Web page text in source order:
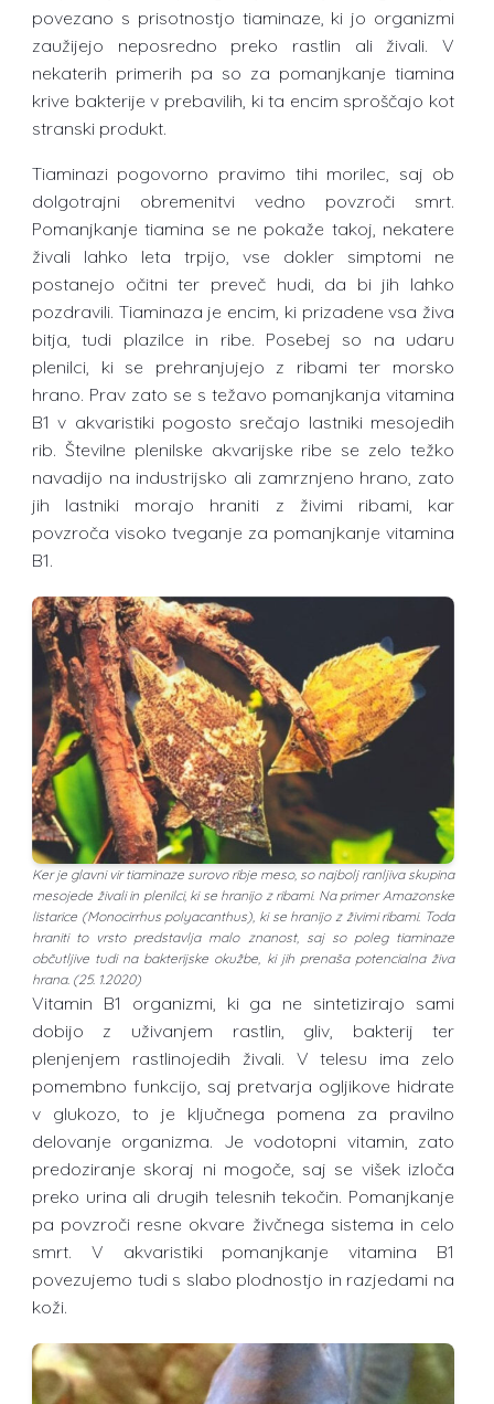
povezano s prisotnostjo tiaminaze, ki jo organizmi
zaužijejo neposredno preko rastlin ali živali. V
nekaterih primerih pa so za pomanjkanje tiamina
krive bakterije v prebavilih, ki ta encim sproščajo kot
stranski produkt.
Tiaminazi pogovorno pravimo tihi morilec, saj ob
dolgotrajni obremenitvi vedno povzroči smrt.
Pomanjkanje tiamina se ne pokaže takoj, nekatere
živali lahko leta trpijo, vse dokler simptomi ne
postanejo očitni ter preveč hudi, da bi jih lahko
pozdravili. Tiaminaza je encim, ki prizadene vsa živa
bitja, tudi plazilce in ribe. Posebej so na udaru
plenilci, ki se prehranjujejo z ribami ter morsko
hrano. Prav zato se s težavo pomanjkanja vitamina
B1 v akvaristiki pogosto srečajo lastniki mesojedih
rib. Številne plenilske akvarijske ribe se zelo težko
navadijo na industrijsko ali zamrznjeno hrano, zato
jih lastniki morajo hraniti z živimi ribami, kar
povzroča visoko tveganje za pomanjkanje vitamina
B1.
Ker je glavni vir tiaminaze surovo ribje meso, so najbolj ranljiva skupina
mesojede živali in plenilci, ki se hranijo z ribami. Na primer Amazonske
listarice (Monocirrhus polyacanthus), ki se hranijo z živimi ribami. Toda
hraniti to vrsto predstavlja malo znanost, saj so poleg tiaminaze
občutljive tudi na bakterijske okužbe, ki jih prenaša potencialna živa
hrana. (25. 1.2020)
Vitamin B1 organizmi, ki ga ne sintetizirajo sami
dobijo z uživanjem rastlin, gliv, bakterij ter
plenjenjem rastlinojedih živali. V telesu ima zelo
pomembno funkcijo, saj pretvarja ogljikove hidrate
v glukozo, to je ključnega pomena za pravilno
delovanje organizma. Je vodotopni vitamin, zato
predoziranje skoraj ni mogoče, saj se višek izloča
preko urina ali drugih telesnih tekočin. Pomanjkanje
pa povzroči resne okvare živčnega sistema in celo
smrt. V akvaristiki pomanjkanje vitamina B1
povezujemo tudi s slabo plodnostjo in razjedami na
koži.